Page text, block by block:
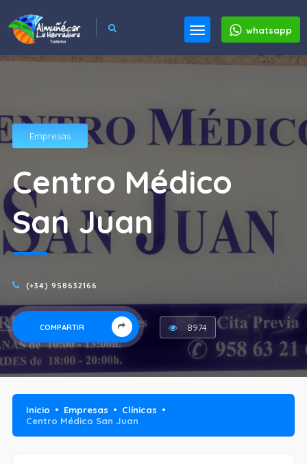
whatsapp
Empresas
Centro Médico
San Juan
(+34) 958632166
COMPARTIR 8974
Inicio Empresas
Clínicas
Centro Médico San Juan